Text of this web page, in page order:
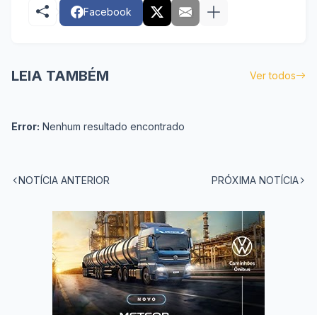
Facebook
LEIA TAMBÉM Ver todos
Error: Nenhum resultado encontrado
NOTÍCIA ANTERIOR PRÓXIMA NOTÍCIA